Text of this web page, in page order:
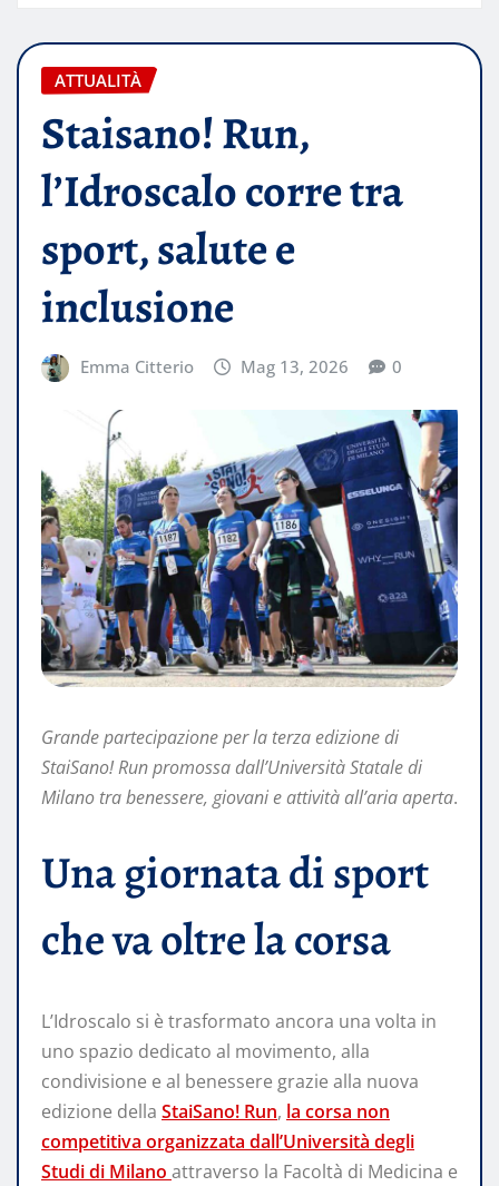
ATTUALITÀ
Staisano! Run,
l’Idroscalo corre tra
sport, salute e
inclusione
Emma Citterio Mag 13, 2026 0
Grande partecipazione per la terza edizione di
StaiSano! Run promossa dall’Università Statale di
Milano tra benessere, giovani e attività all’aria aperta.
Una giornata di sport
che va oltre la corsa
L’Idroscalo si è trasformato ancora una volta in
uno spazio dedicato al movimento, alla
condivisione e al benessere grazie alla nuova
edizione della StaiSano! Run, la corsa non
competitiva organizzata dall’Università degli
Studi di Milano attraverso la Facoltà di Medicina e